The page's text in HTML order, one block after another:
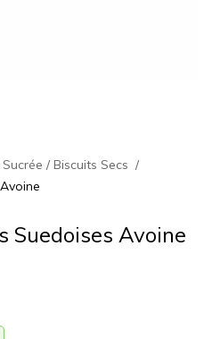
Biscuits Secs
Suedoises Avoine